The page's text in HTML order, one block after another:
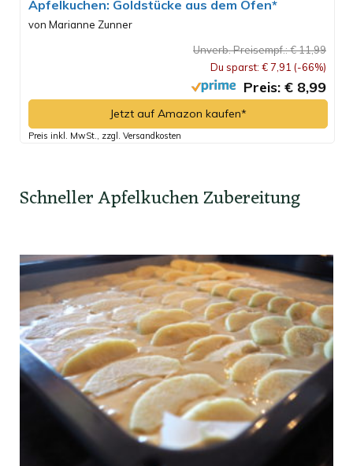
Apfelkuchen: Goldstücke aus dem Ofen*
von Marianne Zunner
Unverb. Preisempf.: € 11,99
Du sparst: € 7,91 (-66%)
Preis: € 8,99
Jetzt auf Amazon kaufen*
Preis inkl. MwSt., zzgl. Versandkosten
Schneller Apfelkuchen Zubereitung